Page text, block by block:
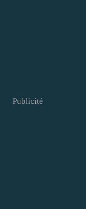
Publicité